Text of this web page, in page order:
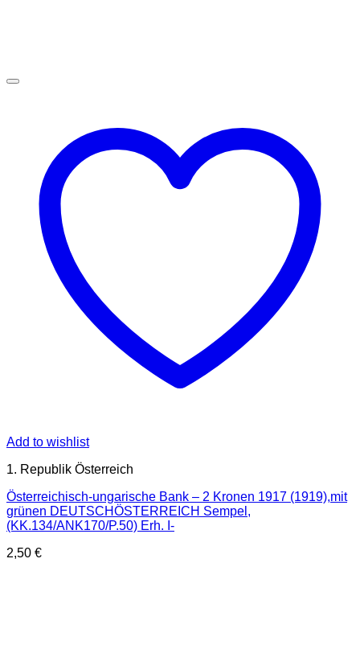
Add to wishlist
1. Republik Österreich
Österreichisch-ungarische Bank – 2 Kronen 1917 (1919),mit
grünen DEUTSCHÖSTERREICH Sempel,
(KK.134/ANK170/P.50) Erh. I-
2,50 €